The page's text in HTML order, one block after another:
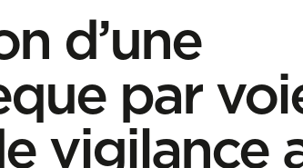
d’une
par
vigilance